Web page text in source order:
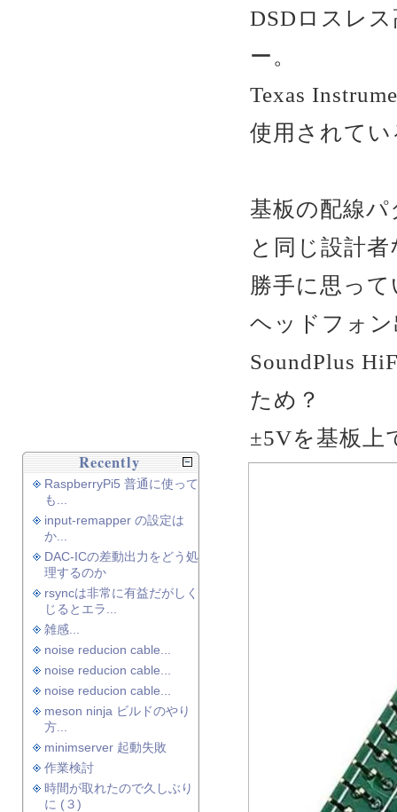
DSDロスレ
ー。
Texas
使用されて
基板の配線
と同じ設計
勝手に思っ
ヘッドフォン
SoundPlus
ため？
±5Vを基板上
Recently
RaspberryPi5 普通に使って
も...
input-remapper の設定は
か...
DAC-ICの差動出力をどう処
理するのか
rsyncは非常に有益だがしく
じるとエラ...
雑感...
noise reducion cable...
noise reducion cable...
noise reducion cable...
meson ninja ビルドのやり
方...
minimserver 起動失敗
作業検討
時間が取れたので久しぶり
に (３)